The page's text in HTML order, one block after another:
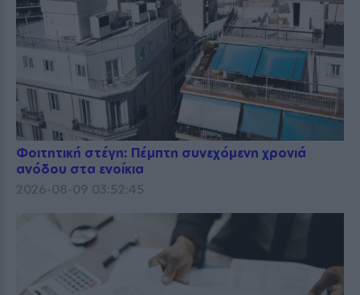
Φοιτητική στέγη: Πέμπτη συνεχόμενη χρονιά
ανόδου στα ενοίκια
2026-08-09 03:52:45